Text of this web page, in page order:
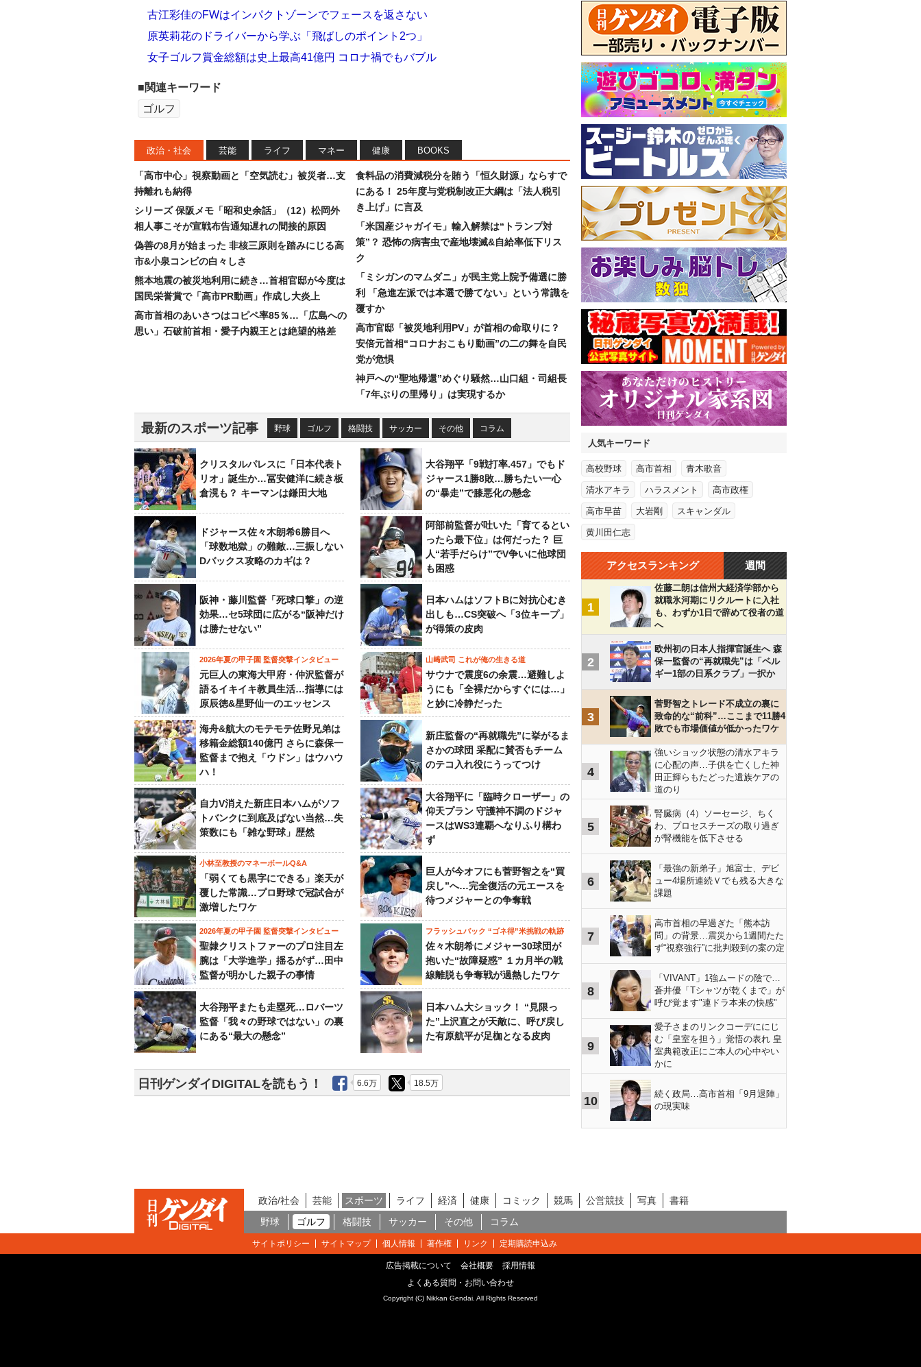
古江彩佳のFWはインパクトゾーンでフェースを返さない
原英莉花のドライバーから学ぶ「飛ばしのポイント2つ」
女子ゴルフ賞金総額は史上最高41億円 コロナ禍でもバブル
■関連キーワード
ゴルフ
政治・社会 芸能 ライフ マネー 健康 BOOKS
「高市中心」視察動画と「空気読む」被災者…支
持離れも納得
シリーズ 保阪メモ「昭和史余話」（12）松岡外
相人事こそが宣戦布告通知遅れの間接的原因
偽善の8月が始まった 非核三原則を踏みにじる高
市&小泉コンビの白々しさ
熊本地震の被災地利用に続き…首相官邸が今度は
国民栄誉賞で「高市PR動画」作成し大炎上
高市首相のあいさつはコピペ率85％…「広島への
思い」石破前首相・愛子内親王とは絶望的格差
食料品の消費減税分を賄う「恒久財源」ならすで
にある！ 25年度与党税制改正大綱は「法人税引
き上げ」に言及
「米国産ジャガイモ」輸入解禁は“トランプ対
策”？ 恐怖の病害虫で産地壊滅&自給率低下リス
ク
「ミシガンのマムダニ」が民主党上院予備選に勝
利 「急進左派では本選で勝てない」という常識を
覆すか
高市官邸「被災地利用PV」が首相の命取りに？
安倍元首相“コロナおこもり動画”の二の舞を自民
党が危惧
神戸への“聖地帰還”めぐり騒然…山口組・司組長
「7年ぶりの里帰り」は実現するか
最新のスポーツ記事 野球 ゴルフ 格闘技 サッカー その他 コラム
クリスタルパレスに「日本代表ト
リオ」誕生か…冨安健洋に続き板
倉滉も？ キーマンは鎌田大地
大谷翔平「9戦打率.457」でもド
ジャース1勝8敗…勝ちたい一心
の“暴走”で膝悪化の懸念
ドジャース佐々木朗希6勝目へ
「球数地獄」の難敵…三振しない
Dバックス攻略のカギは？
阿部前監督が吐いた「育てるとい
ったら最下位」は何だった？ 巨
人“若手だらけ”でV争いに他球団
も困惑
阪神・藤川監督「死球口撃」の逆
効果…セ5球団に広がる“阪神だけ
は勝たせない”
日本ハムはソフトBに対抗心むき
出しも…CS突破へ「3位キープ」
が得策の皮肉
2026年夏の甲子園 監督突撃インタビュー
元巨人の東海大甲府・仲沢監督が
語るイキイキ教員生活…指導には
原辰徳&星野仙一のエッセンス
山﨑武司 これが俺の生きる道
サウナで震度6の余震…避難しよ
うにも「全裸だからすぐには…」
と妙に冷静だった
海舟&航大のモテモテ佐野兄弟は
移籍金総額140億円 さらに森保一
監督まで抱え「ウドン」はウハウ
ハ！
新庄監督の“再就職先”に挙がるま
さかの球団 采配に賛否もチーム
のテコ入れ役にうってつけ
自力V消えた新庄日本ハムがソフ
トバンクに到底及ばない当然…失
策数にも「雑な野球」歴然
大谷翔平に「臨時クローザー」の
仰天プラン 守護神不調のドジャ
ースはWS3連覇へなりふり構わ
ず
小林至教授のマネーボールQ&A
「弱くても黒字にできる」楽天が
覆した常識…プロ野球で冠試合が
激増したワケ
巨人が今オフにも菅野智之を“買
戻し”へ…完全復活の元エースを
待つメジャーとの争奪戦
2026年夏の甲子園 監督突撃インタビュー
聖隷クリストファーのプロ注目左
腕は「大学進学」揺るがず…田中
監督が明かした親子の事情
フラッシュバック “ゴネ得”米挑戦の軌跡
佐々木朗希にメジャー30球団が
抱いた“故障疑惑” １カ月半の戦
線離脱も争奪戦が過熱したワケ
大谷翔平またも走塁死…ロバーツ
監督「我々の野球ではない」の裏
にある“最大の懸念”
日本ハム大ショック！ “見限っ
た”上沢直之が天敵に、呼び戻し
た有原航平が足枷となる皮肉
日刊ゲンダイDIGITALを読もう！ 6.6万 18.5万
人気キーワード
高校野球 高市首相 青木歌音
清水アキラ ハラスメント 高市政権
高市早苗 大岩剛 スキャンダル
黄川田仁志
アクセスランキング 週間
1
佐藤二朗は信州大経済学部から
就職氷河期にリクルートに入社
も、わずか1日で辞めて役者の道
へ
2
欧州初の日本人指揮官誕生へ 森
保一監督の“再就職先”は「ベル
ギー1部の日系クラブ」一択か
3
菅野智之トレード不成立の裏に
致命的な“前科”…ここまで11勝4
敗でも市場価値が低かったワケ
4
強いショック状態の清水アキラ
に心配の声…子供を亡くした神
田正輝らもたどった遺族ケアの
道のり
5
腎臓病（4）ソーセージ、ちく
わ、プロセスチーズの取り過ぎ
が腎機能を低下させる
6
「最強の新弟子」旭富士、デビ
ュー4場所連続Ｖでも残る大きな
課題
7
高市首相の早過ぎた「熊本訪
問」の背景…震災から1週間たた
ず“視察強行”に批判殺到の案の定
8
「VIVANT」1強ムードの陰で…
蒼井優「Tシャツが乾くまで」が
呼び覚ます"連ドラ本来の快感"
9
愛子さまのリンクコーデににじ
む「皇室を担う」覚悟の表れ 皇
室典範改正にご本人の心中やい
かに
10
続く政局…高市首相「9月退陣」
の現実味
政治/社会 芸能 スポーツ ライフ 経済 健康 コミック 競馬 公営競技 写真
書籍
野球
ゴルフ 格闘技 サッカー その他 コラム
サイトポリシー サイトマップ 個人情報 著作権 リンク 定期購読申込み
広告掲載について 会社概要
採用情報
よくある質問・お問い合わせ
Copyright (C) Nikkan Gendai. All Rights Reserved